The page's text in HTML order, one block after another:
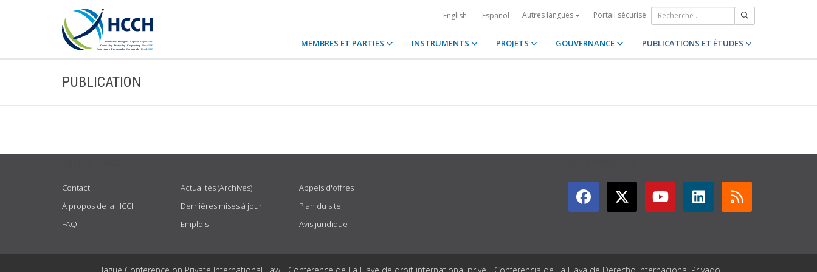
English Español Autres langues Portail sécurisé
MEMBRES ET PARTIES INSTRUMENTS PROJETS GOUVERNANCE PUBLICATIONS ET ÉTUDES
PUBLICATION
Contact
À propos de la HCCH
FAQ
Actualités (Archives)
Dernières mises à jour
Emplois
Appels d'offres
Plan du site
Avis juridique